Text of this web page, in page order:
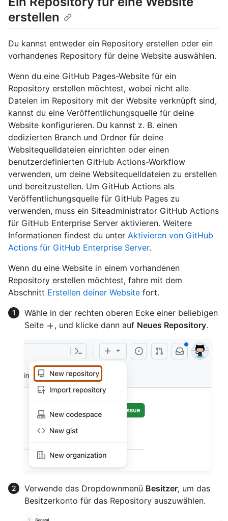
erstellen
Du kannst entweder ein Repository erstellen oder ein
vorhandenes Repository für deine Website auswählen.
Wenn du eine GitHub Pages-Website für ein
Repository erstellen möchtest, wobei nicht alle
Dateien im Repository mit der Website verknüpft sind,
kannst du eine Veröffentlichungsquelle für deine
Website konfigurieren. Du kannst z. B. einen
dedizierten Branch und Ordner für deine
Websitequelldateien einrichten oder einen
benutzerdefinierten GitHub Actions-Workflow
verwenden, um deine Websitequelldateien zu erstellen
und bereitzustellen. Um GitHub Actions als
Veröffentlichungsquelle für GitHub Pages zu
verwenden, muss ein Siteadministrator GitHub Actions
für GitHub Enterprise Server aktivieren. Weitere
Informationen findest du unter Aktivieren von GitHub
Actions für GitHub Enterprise Server.
Wenn du eine Website in einem vorhandenen
Repository erstellen möchtest, fahre mit dem
Abschnitt Erstellen deiner Website fort.
Wähle in der rechten oberen Ecke einer beliebigen
Seite
, und klicke dann auf Neues Repository.
Verwende das Dropdownmenü Besitzer, um das
Besitzerkonto für das Repository auszuwählen.